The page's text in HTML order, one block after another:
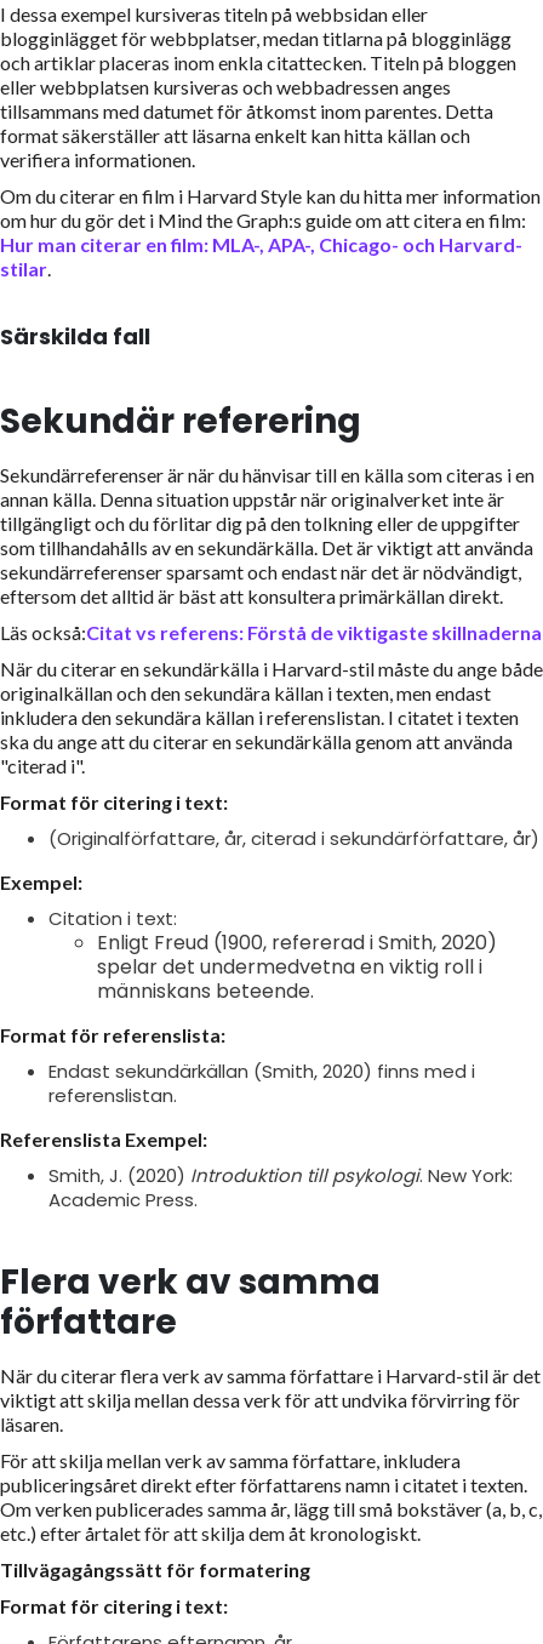
I dessa exempel kursiveras titeln på webbsidan eller
blogginlägget för webbplatser, medan titlarna på blogginlägg
och artiklar placeras inom enkla citattecken. Titeln på bloggen
eller webbplatsen kursiveras och webbadressen anges
tillsammans med datumet för åtkomst inom parentes. Detta
format säkerställer att läsarna enkelt kan hitta källan och
verifiera informationen.
Om du citerar en film i Harvard Style kan du hitta mer information
om hur du gör det i Mind the Graph:s guide om att citera en film:
Hur man citerar en film: MLA-, APA-, Chicago- och Harvard-
stilar.
Särskilda fall
Sekundär referering
Sekundärreferenser är när du hänvisar till en källa som citeras i en
annan källa. Denna situation uppstår när originalverket inte är
tillgängligt och du förlitar dig på den tolkning eller de uppgifter
som tillhandahålls av en sekundärkälla. Det är viktigt att använda
sekundärreferenser sparsamt och endast när det är nödvändigt,
eftersom det alltid är bäst att konsultera primärkällan direkt.
Läs också:Citat vs referens: Förstå de viktigaste skillnaderna
När du citerar en sekundärkälla i Harvard-stil måste du ange både
originalkällan och den sekundära källan i texten, men endast
inkludera den sekundära källan i referenslistan. I citatet i texten
ska du ange att du citerar en sekundärkälla genom att använda
"citerad i".
Format för citering i text:
(Originalförfattare, år, citerad i sekundärförfattare, år)
Exempel:
Citation i text:
Enligt Freud (1900, refererad i Smith, 2020)
spelar det undermedvetna en viktig roll i
människans beteende.
Format för referenslista:
Endast sekundärkällan (Smith, 2020) finns med i
referenslistan.
Referenslista Exempel:
Smith, J. (2020) Introduktion till psykologi. New York:
Academic Press.
Flera verk av samma
författare
När du citerar flera verk av samma författare i Harvard-stil är det
viktigt att skilja mellan dessa verk för att undvika förvirring för
läsaren.
För att skilja mellan verk av samma författare, inkludera
publiceringsåret direkt efter författarens namn i citatet i texten.
Om verken publicerades samma år, lägg till små bokstäver (a, b, c,
etc.) efter årtalet för att skilja dem åt kronologiskt.
Tillvägagångssätt för formatering
Format för citering i text: